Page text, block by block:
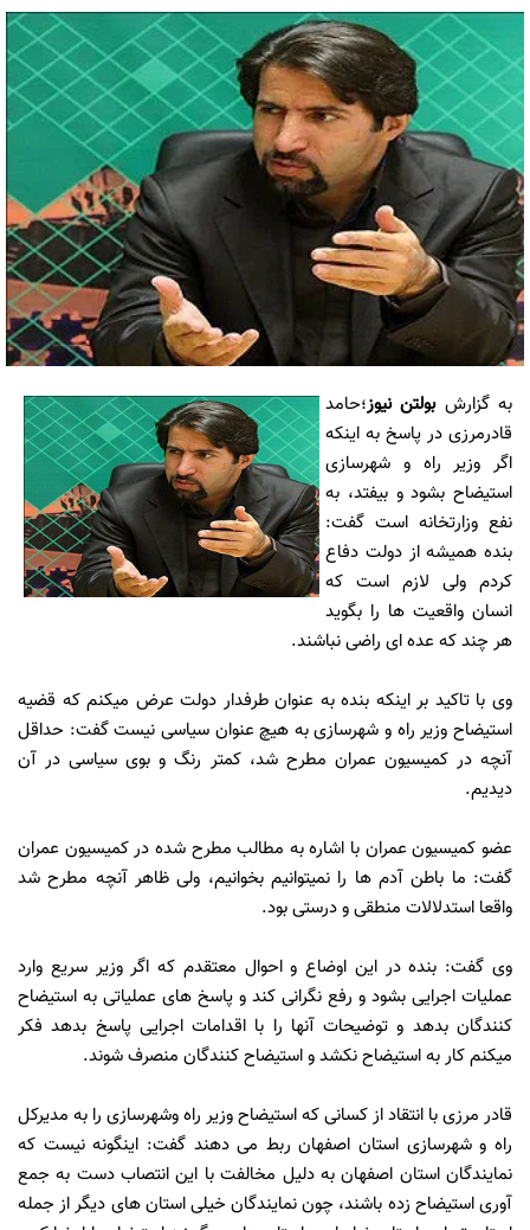
به گزارشبولتن نیوز؛حامد
قادرمرزی در پاسخ به اینکه
اگر وزیر راه و شهرسازی
استیضاح بشود و بیفتد، به
نفع وزارتخانه است گفت:
بنده همیشه از دولت دفاع
کردم ولی لازم است که
انسان واقعیت ها را بگوید
هر چند که عده ای راضی نباشند.
وی با تاکید بر اینکه بنده به عنوان طرفدار دولت عرض میکنم که قضیه
استیضاح وزیر راه و شهرسازی به هیچ عنوان سیاسی نیست گفت: حداقل
آنچه در کمیسیون عمران مطرح شد، کمتر رنگ و بوی سیاسی در آن
دیدیم.
عضو کمیسیون عمران با اشاره به مطالب مطرح شده در کمیسیون عمران
گفت: ما باطن آدم ها را نمیتوانیم بخوانیم، ولی ظاهر آنچه مطرح شد
واقعا استدلالات منطقی و درستی بود.
وی گفت: بنده در این اوضاع و احوال معتقدم که اگر وزیر سریع وارد
عملیات اجرایی بشود و رفع نگرانی کند و پاسخ های عملیاتی به استیضاح
کنندگان بدهد و توضیحات آنها را با اقدامات اجرایی پاسخ بدهد فکر
میکنم کار به استیضاح نکشد و استیضاح کنندگان منصرف شوند.
قادر مرزی با انتقاد از کسانی که استیضاح وزیر راه وشهرسازی را به مدیرکل
راه و شهرسازی استان اصفهان ربط می دهند گفت: اینگونه نیست که
نمایندگان استان اصفهان به دلیل مخالفت با این انتصاب دست به جمع
آوری استیضاح زده باشند، چون نمایندگان خیلی استان های دیگر از جمله